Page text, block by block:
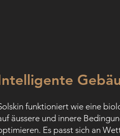
funktioniert wie eine
äussere und innere
Es passt sich an